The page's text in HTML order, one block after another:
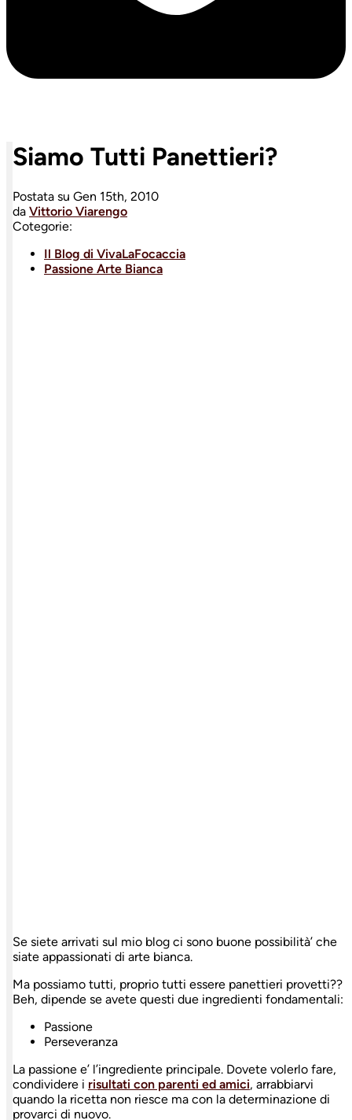
Siamo Tutti Panettieri?
Postata su Gen 15th, 2010
da Vittorio Viarengo
Cotegorie:
Il Blog di VivaLaFocaccia
Passione Arte Bianca
Se siete arrivati sul mio blog ci sono buone possibilità’ che
siate appassionati di arte bianca.
Ma possiamo tutti, proprio tutti essere panettieri provetti??
Beh, dipende se avete questi due ingredienti fondamentali:
Passione
Perseveranza
La passione e’ l’ingrediente principale. Dovete volerlo fare,
condividere i risultati con parenti ed amici, arrabbiarvi
quando la ricetta non riesce ma con la determinazione di
provarci di nuovo.